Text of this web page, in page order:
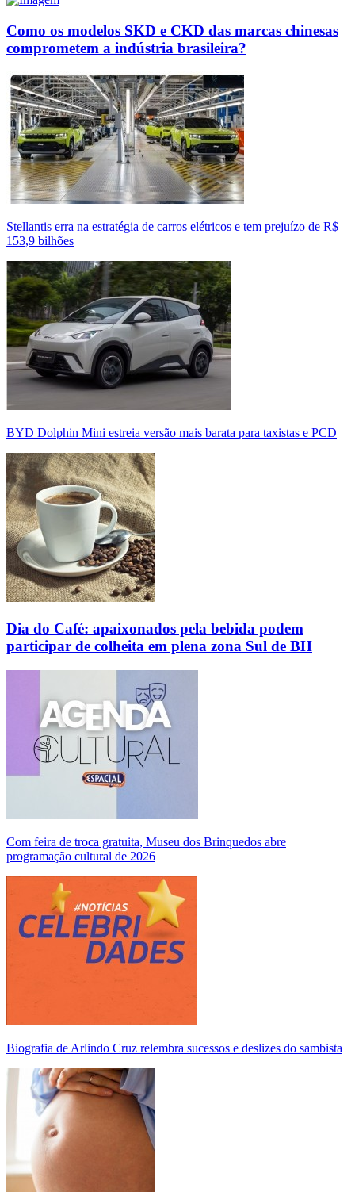
Como os modelos SKD e CKD das marcas chinesas
comprometem a indústria brasileira?
Stellantis erra na estratégia de carros elétricos e tem prejuízo de R$
153,9 bilhões
BYD Dolphin Mini estreia versão mais barata para taxistas e PCD
Dia do Café: apaixonados pela bebida podem
participar de colheita em plena zona Sul de BH
Com feira de troca gratuita, Museu dos Brinquedos abre
programação cultural de 2026
Biografia de Arlindo Cruz relembra sucessos e deslizes do sambista